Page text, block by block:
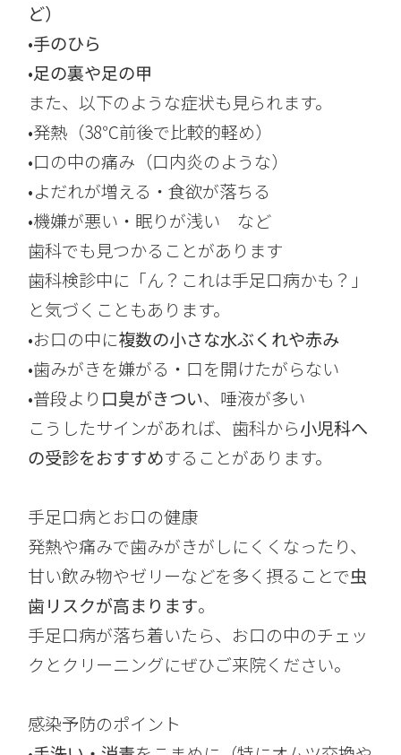
ど）
•手のひら
•足の裏や足の甲
また、以下のような症状も見られます。
•発熱（38℃前後で比較的軽め）
•口の中の痛み（口内炎のような）
•よだれが増える・食欲が落ちる
•機嫌が悪い・眠りが浅い など
歯科でも見つかることがあります
歯科検診中に「ん？これは手足口病かも？」
と気づくこともあります。
•お口の中に複数の小さな水ぶくれや赤み
•歯みがきを嫌がる・口を開けたがらない
•普段より 口臭がきつい、唾液が多い
こうしたサインがあれば、歯科から小児科へ
の受診をおすすめすることがあります。
手足口病とお口の健康
発熱や痛みで歯みがきがしにくくなったり、
甘い飲み物やゼリーなどを多く摂ることで虫
歯リスクが高まります。
手足口病が落ち着いたら、お口の中のチェッ
クとクリーニングにぜひご来院ください。
感染予防のポイント